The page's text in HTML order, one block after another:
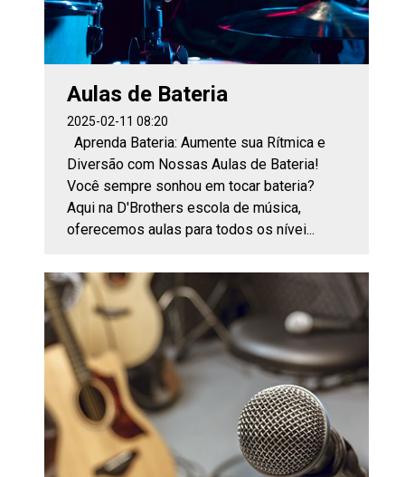
Aulas de Bateria
2025-02-11 08:20
Aprenda Bateria: Aumente sua Rítmica e
Diversão com Nossas Aulas de Bateria!
Você sempre sonhou em tocar bateria?
Aqui na D'Brothers escola de música,
oferecemos aulas para todos os nívei...